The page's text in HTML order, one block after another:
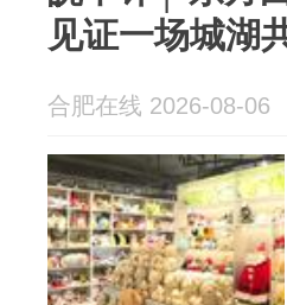
见证一场城湖
合肥在线 2026-08-06